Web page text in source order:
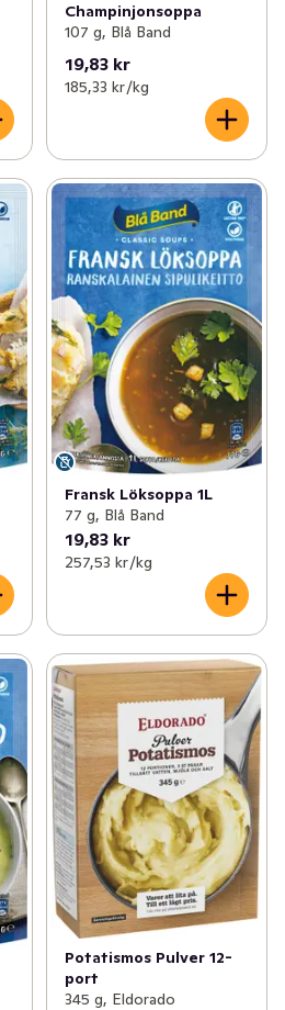
Champinjonsoppa
107 g, Blå Band
19,83 kr
185,33 kr /kg
Fransk Löksoppa 1L
77 g, Blå Band
19,83 kr
257,53 kr /kg
Potatismos Pulver 12-
port
345 g, Eldorado